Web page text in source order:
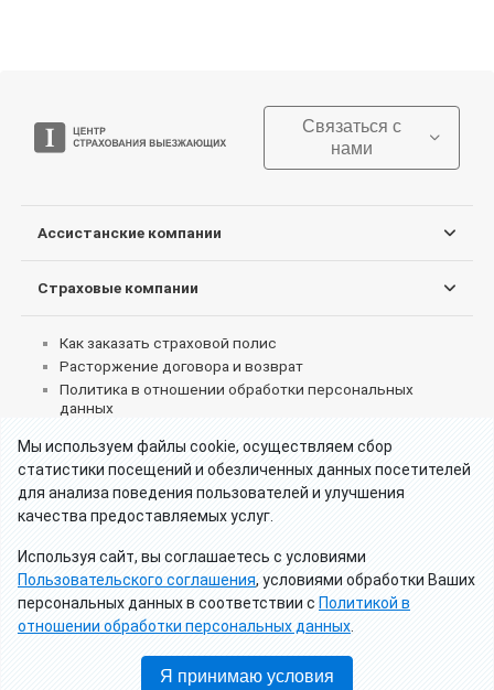
Связаться с
нами
Ассистанские компании
Страховые компании
Как заказать страховой полис
Расторжение договора и возврат
Политика в отношении обработки персональных
данных
Пользовательское соглашение об использовании
сервиса
Реквизиты партнеров
Что делать при страховом случае за границей
Отзывы клиентов о туристических страховках
Калькулятор - Франция визы категории Д
Калькулятор - Россия страхование для визы
Страхование для лиц с ВНЖ или двойным
гражданством
Мы используем файлы cookie, осуществляем сбор
статистики посещений и обезличенных данных посетителей
для анализа поведения пользователей и улучшения
качества предоставляемых услуг.
Используя сайт, вы соглашаетесь с условиями
Пользовательского соглашения, условиями обработки Ваших
персональных данных в соответствии с Политикой в
отношении обработки персональных данных
Я принимаю условия